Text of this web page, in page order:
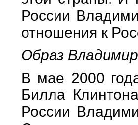
России
отношения к
Образ
В мае 2000
Билла
России